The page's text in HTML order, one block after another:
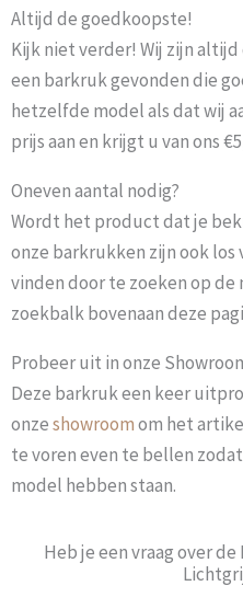
Altijd de goedkoopste!
Kijk niet verder! Wij zijn
een barkruk gevonden die
hetzelfde model als dat wij
prijs aan en krijgt u van ons
Oneven aantal nodig?
Wordt het product dat je
onze barkrukken zijn ook
vinden door te zoeken op de
zoekbalk bovenaan deze
Probeer uit in onze
Deze barkruk een keer
onzeshowroomom het
te voren even te bellen
model hebben staan.
Heb je een vraag over